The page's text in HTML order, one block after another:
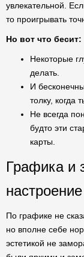
увлекательной.
то проигрывать
Но вот что бесит:
Некоторые
делать.
И
толку, когда
Не всегда
будто эти
карты.
Графика и
По графике не
но вполне себе
эстетикой не